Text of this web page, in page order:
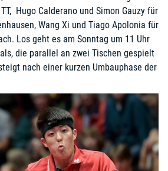
Hugo Calderano und Simon Gauzy für
Wang Xi und Tiago Apolonia für
Los geht es am Sonntag um 11 Uhr
die parallel an zwei Tischen gespielt
nach einer kurzen Umbauphase der